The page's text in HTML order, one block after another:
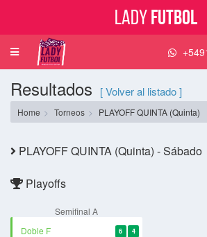
Lady Futbol
Toggle
navigation
Resultados [ Volver al listado ]
Home Torneos PLAYOFF QUINTA (Quinta)
PLAYOFF QUINTA (Quinta) - Sábado
Playoffs
Semifinal A
Doble F
6 4